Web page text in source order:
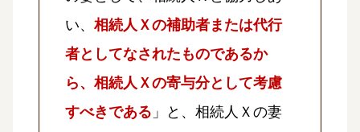
い、 相続人Ｘの補助者または代行
者としてなされたものであるか
ら、相続人Ｘの寄与分として考慮
すべきである 」と、相続人Ｘの妻